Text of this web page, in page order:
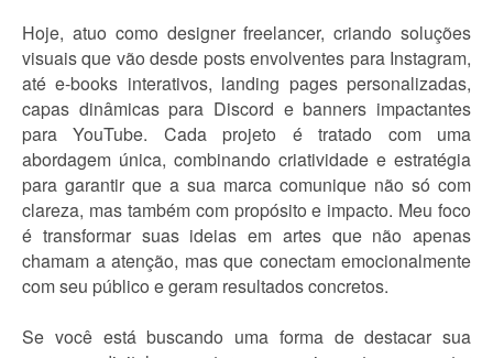
Hoje, atuo como designer freelancer, criando soluções
visuais que vão desde posts envolventes para Instagram,
até e-books interativos, landing pages personalizadas,
capas dinâmicas para Discord e banners impactantes
para YouTube. Cada projeto é tratado com uma
abordagem única, combinando criatividade e estratégia
para garantir que a sua marca comunique não só com
clareza, mas também com propósito e impacto. Meu foco
é transformar suas ideias em artes que não apenas
chamam a atenção, mas que conectam emocionalmente
com seu público e geram resultados concretos.
Se você está buscando uma forma de destacar sua